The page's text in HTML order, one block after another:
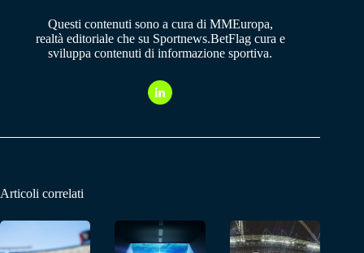
Questi contenuti sono a cura di MMEuropa,
realtà editoriale che su Sportnews.BetFlag cura e
sviluppa contenuti di informazione sportiva.
Articoli correlati